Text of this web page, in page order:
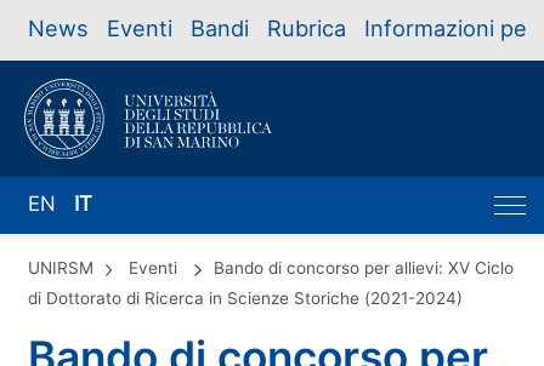
News Eventi Bandi Rubrica Informazioni per
EN IT
UNIRSM Eventi
Bando di concorso per allievi: XV Ciclo
di Dottorato di Ricerca in Scienze Storiche (2021-2024)